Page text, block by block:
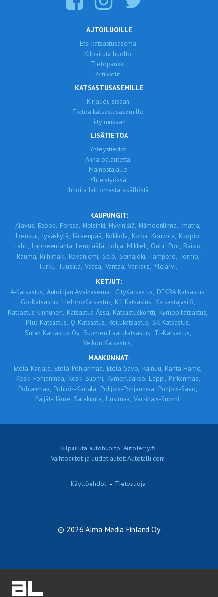
AUTOILIJOILLE
Etsi katsastusasema
Kilpailuta huolto
Tietopankki
Artikkelit
KATSASTUSASEMILLE
Kirjaudu sisään
Tietoa katsastusasemille
Liity mukaan
LISÄTIETOA
Yhteystiedot
Anna palautetta
Mainostajalle
Yhteistyössä
Ilmoita laittomasta sisällöstä
KAUPUNGIT:
Alavus, Espoo, Forssa, Helsinki, Hyvinkää, Hämeenlinna, Imatra,
Joensuu, Jyväskylä, Järvenpää, Kokkola, Kotka, Kouvola, Kuopio,
Lahti, Lappeenranta, Lempäälä, Lohja, Mikkeli, Oulu, Pori, Raisio,
Rauma, Riihimäki, Rovaniemi, Salo, Seinäjoki, Tampere, Tornio,
Turku, Tuusula, Vaasa, Vantaa, Varkaus, Ylöjärvi,
KETJUT:
A-Katsastus, Autoilijan Avainasemat, CityKatsastus, DEKRA Katsastus,
Go-Katsastus, HelppoKatsastus, K1 Katsastus, Katsastajasi.fi,
Katsastus Kinnunen, Katsastus-Ässä, Katsastuskontti, Kymppikatsastus,
Plus Katsastus, Q-Katsastus, Reilukatsastus, SK Katsastus,
Sulan Katsastus Oy, Suomen Laatukatsastus, TJ-Katsastus,
Veikon Katsastus,
MAAKUNNAT:
Etelä-Karjala, Etelä-Pohjanmaa, Etelä-Savo, Kainuu, Kanta-Häme,
Keski-Pohjanmaa, Keski-Suomi, Kymenlaakso, Lappi, Pirkanmaa,
Pohjanmaa, Pohjois-Karjala, Pohjois-Pohjanmaa, Pohjois-Savo,
Päijät-Häme, Satakunta, Uusimaa, Varsinais-Suomi,
Kilpailuta autohuolto: AutoJerry.fi
Vaihtoautot ja uudet autot: Autotalli.com
Käyttöehdot - Tietosuoja
© 2026 Alma Media Finland Oy